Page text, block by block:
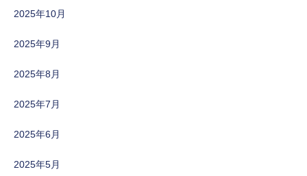
2025年10月
2025年9月
2025年8月
2025年7月
2025年6月
2025年5月